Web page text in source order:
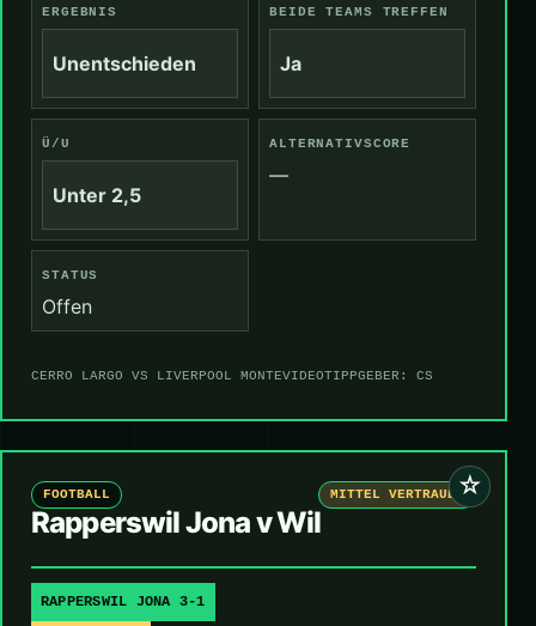
ERGEBNIS
Unentschieden
BEIDE TEAMS TREFFEN
Ja
Ü/U
Unter 2,5
ALTERNATIVSCORE
—
STATUS
Offen
CERRO LARGO VS LIVERPOOL MONTEVIDEOTIPPGEBER: CS
☆
FOOTBALL MITTEL VERTRAUEN
Rapperswil Jona v Wil
RAPPERSWIL JONA 3-1